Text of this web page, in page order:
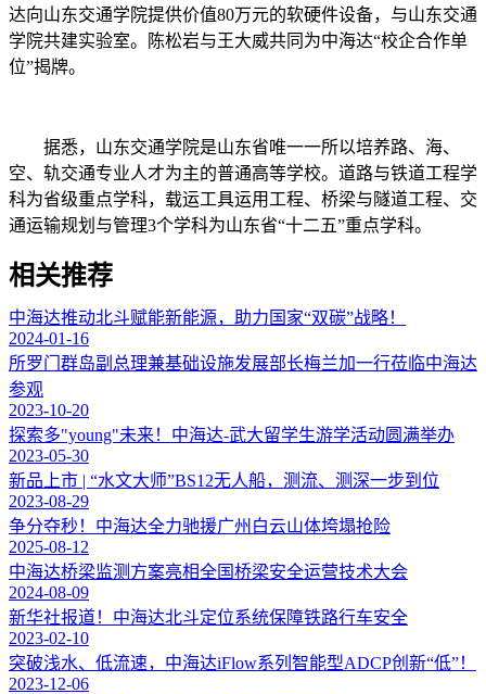
达向山东交通学院提供价值80万元的软硬件设备，与山东交通
学院共建实验室。陈松岩与王大威共同为中海达“校企合作单
位”揭牌。
据悉，山东交通学院是山东省唯一一所以培养路、海、
空、轨交通专业人才为主的普通高等学校。道路与铁道工程学
科为省级重点学科，载运工具运用工程、桥梁与隧道工程、交
通运输规划与管理3个学科为山东省“十二五”重点学科。
相关推荐
中海达推动北斗赋能新能源，助力国家“双碳”战略！
2024-01-16
所罗门群岛副总理兼基础设施发展部长梅兰加一行莅临中海达
参观
2023-10-20
探索多"young"未来！中海达-武大留学生游学活动圆满举办
2023-05-30
新品上市 | “水文大师”BS12无人船，测流、测深一步到位
2023-08-29
争分夺秒！中海达全力驰援广州白云山体垮塌抢险
2025-08-12
中海达桥梁监测方案亮相全国桥梁安全运营技术大会
2024-08-09
新华社报道！中海达北斗定位系统保障铁路行车安全
2023-02-10
突破浅水、低流速，中海达iFlow系列智能型ADCP创新“低”！
2023-12-06